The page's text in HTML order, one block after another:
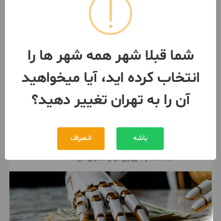
جردن ۷۰ متر موقعیت اداری فول
تهران
مبلغ
14,400,000,000 تومان
بیش از 12 ماه پیش 091281***41
شما قبلا شهر همه شهر ها را
انتخاب کرده اید، آیا میخواهید
آن را به تهران تغییر دهید؟
باشه انصراف